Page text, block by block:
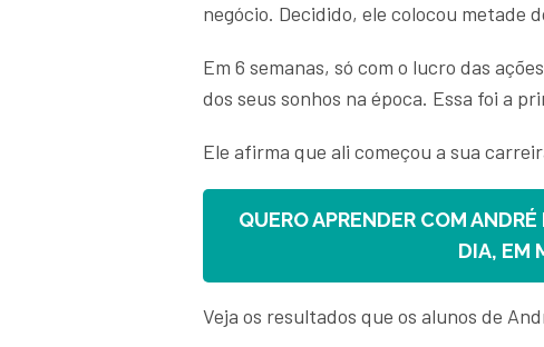
negócio. Decidido, ele colocou metade
Em 6 semanas, só com o lucro das
dos seus sonhos na época. Essa foi a
Ele afirma que ali começou a sua
QUERO APRENDER COM
DIA, EM
Veja os resultados que os alunos de